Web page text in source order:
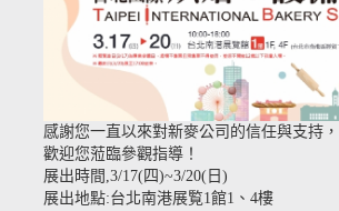
感謝您一直以來對新麥公司的信任與支持，
歡迎您蒞臨參觀指導！
展出時間,3/17(四)~3/20(日)
展出地點:台北南港展覧1館1、4樓